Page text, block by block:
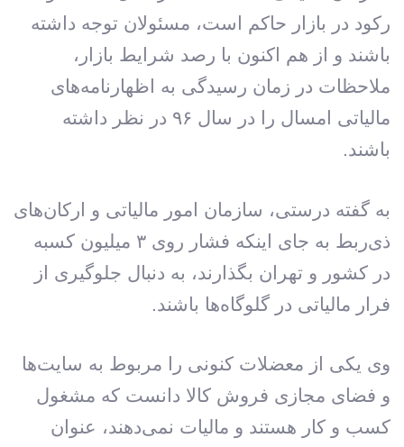
رکود در بازار حاکم است، مسئولان توجه داشته
باشند و از هم اکنون با رصد شرایط بازار،
ملاحظات در زمان رسیدگی به اظهارنامه‌های
مالیاتی امسال را در سال ۹۶ در نظر داشته
باشند.
به گفته درستی، سازمان امور مالیاتی و ارکان‌های
ذی‌ربط به جای اینکه فشار روی ۳ میلیون کسبه
در کشور و تهران بگذارند، به دنبال جلوگیری از
فرار مالیاتی در گلوگاه‌ها باشند.
وی یکی از معضلات کنونی را مربوط به سایت‌ها
و فضای مجازی فروش کالا دانست که مشغول
کسب و کار هستند و مالیات نمی‌دهند،‌ عنوان